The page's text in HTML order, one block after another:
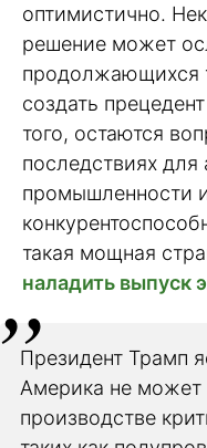
оптимистично.
решение может
продолжающихся
создать
того, остаются
последствиях для
промышленности
такая мощная
наладить выпуск
Президент Трамп
Америка не может
производстве